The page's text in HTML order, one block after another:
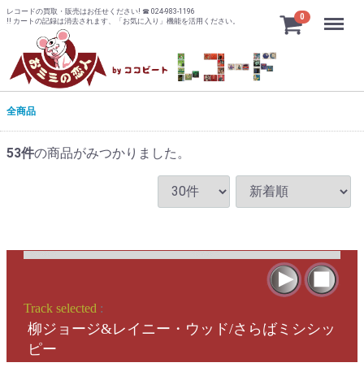
レコードの買取・販売はお任せください! ☎ 024-983-1196
!! カートの記録は消去されます、「お気に入り」機能を活用ください。
0 Menu
全商品
53件の商品がみつかりました。
Track selected :
柳ジョージ&レイニー・ウッド/さらばミシシッ
ピー